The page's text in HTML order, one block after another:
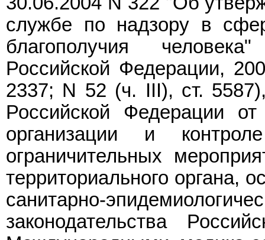
службе по надзору в
благополучия
Российской Федерации,
2337; N 52 (ч. III), ст.
Российской Федерации
организации и
ограничительных
территориального органа,
санитарно-
законодательства